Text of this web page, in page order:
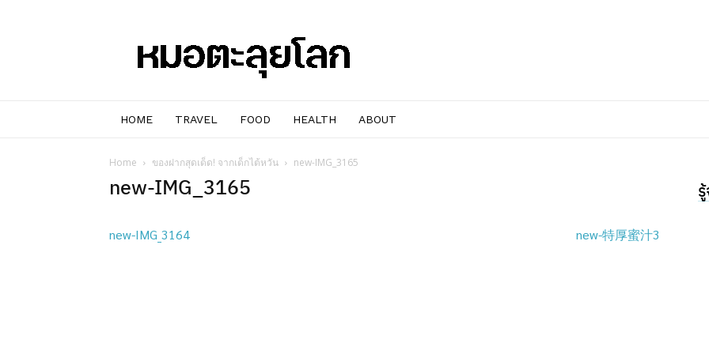
ตะลุย
โลก
HOME TRAVEL FOOD HEALTH ABOUT
Home ของฝากสุดเด็ด! จากเด็กไต้หวัน new-IMG_3165
new-IMG_3165
new-IMG_3164 new-特厚蜜汁3